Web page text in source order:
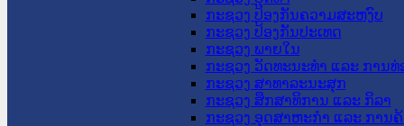
ກະຊວງ ປ້ອງກັນຄວາມສະຫງົບ
ກະຊວງ ປ້ອງກັນປະເທດ
ກະຊວງ ພາຍໃນ
ກະຊວງ ວັດທະນະທຳ ແລະ ການທ່
ກະຊວງ ສາທາລະນະສຸກ
ກະຊວງ ສຶກສາທິການ ແລະ ກິລາ
ກະຊວງ ອຸດສາຫະກຳ ແລະ ການຄ້